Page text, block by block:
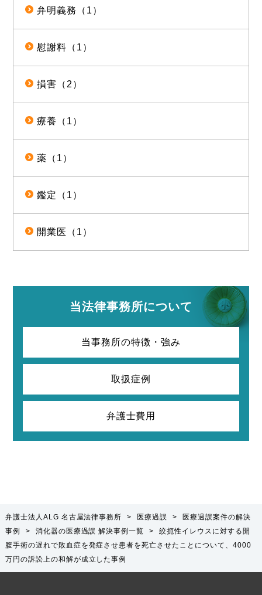
弁明義務（1）
慰謝料（1）
損害（2）
療養（1）
薬（1）
鑑定（1）
開業医（1）
当法律事務所について
当事務所の特徴・強み
取扱症例
弁護士費用
弁護士法人ALG 名古屋法律事務所 > 医療過誤 >
医療過誤案件の解決
事例
> 消化器の医療過誤解決事例一覧 >
絞扼性イレウスに対する開
腹手術の遅れで敗血症を発症させ患者を死亡させたことについて、4000
万円の訴訟上の和解が成立した事例